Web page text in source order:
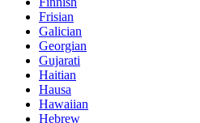
Frisian
Galician
Georgian
Gujarati
Haitian
Hausa
Hawaiian
Hebrew